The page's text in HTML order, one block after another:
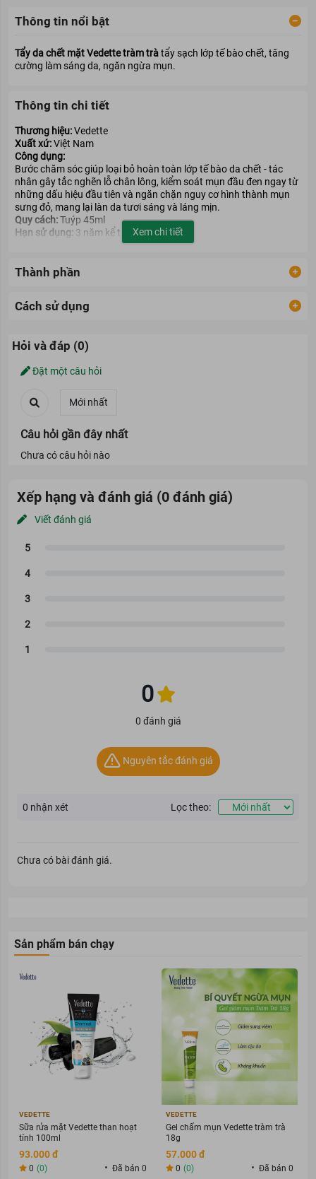
Thông tin nổi bật
Tẩy da chết mặt Vedette tràm tràtẩy sạch lớp tế bào chết, tăng
cường làm sáng da, ngăn ngừa mụn.
Thông tin chi tiết
Thương hiệu:Vedette
Xuất xứ:Việt Nam
Công dụng:
Bước chăm sóc giúp loại bỏ hoàn toàn lớp tế bào da chết - tác
nhân gây tắc nghẽn lỗ chân lông, kiểm soát mụn đầu đen ngay từ
những dấu hiệu đầu tiên và ngăn chặn nguy cơ hình thành mụn
sưng đỏ, mang lại làn da tươi sáng và láng mịn.
Quy cách:Tuýp 45ml
Hạn sử dụng: 3 năm kể từ ngày sản xuất
Xem chi tiết
Thành phần
Cách sử dụng
Hỏi và đáp (0)
Đặt một câu hỏi
Câu hỏi gần đây nhất
Chưa có câu hỏi nào
Xếp hạng và đánh giá (0 đánh giá)
Viết đánh giá
0
0 đánh giá
Nguyên tắc đánh giá
0 nhận xét Lọc theo:
Chưa có bài đánh giá.
Sản phẩm bán chạy
VEDETTE
Sữa rửa mặt Vedette than hoạt
tính 100ml
93.000 đ
0 (0) Đã bán 0
VEDETTE
Gel chấm mụn Vedette tràm trà
18g
57.000 đ
0 (0) Đã bán 0